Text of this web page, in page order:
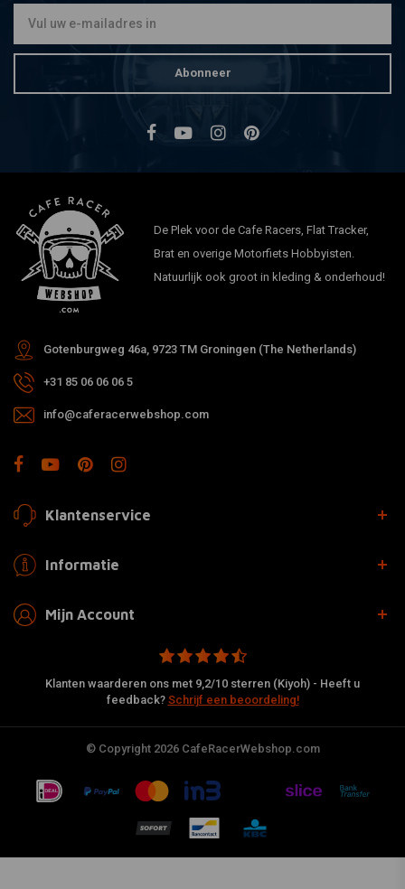
UNIT GARAGE
Zijpanelen aluminium Moto Guzzi V7
€294,03
Abonneer
De Plek voor de Cafe Racers, Flat Tracker,
Brat en overige Motorfiets Hobbyisten.
Natuurlijk ook groot in kleding & onderhoud!
Gotenburgweg 46a, 9723 TM Groningen (The Netherlands)
+31 85 06 06 06 5
info@caferacerwebshop.com
Klantenservice
Informatie
Mijn Account
Klanten waarderen ons met 9,2/10 sterren (Kiyoh) - Heeft u
feedback? Schrijf een beoordeling!
© Copyright 2026 CafeRacerWebshop.com